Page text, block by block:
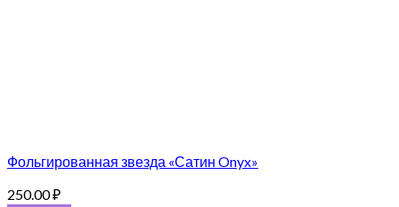
Фольгированная звезда «Сатин Onyx»
250.00₽